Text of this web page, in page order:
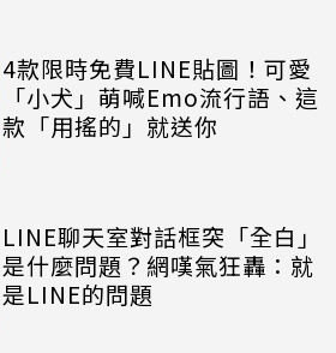
4款限時免費LINE貼圖！可愛
「小犬」萌喊Emo流行語、這
款「用搖的」就送你
LINE聊天室對話框突「全白」
是什麼問題？網嘆氣狂轟：就
是LINE的問題